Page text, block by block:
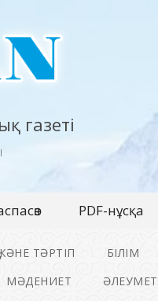
газеті
PDF-нұсқа
ТӘРТІП БІЛІМ
МӘДЕНИЕТ ӘЛЕУМЕТ